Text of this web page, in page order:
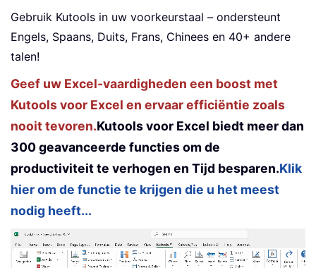
Gebruik Kutools in uw voorkeurstaal – ondersteunt
Engels, Spaans, Duits, Frans, Chinees en 40+ andere
talen!
Geef uw Excel-vaardigheden een boost met
Kutools voor Excel en ervaar efficiëntie zoals
nooit tevoren.Kutools voor Excel biedt meer dan
300 geavanceerde functies om de
productiviteit te verhogen en Tijd besparen.Klik
hier om de functie te krijgen die u het meest
nodig heeft...